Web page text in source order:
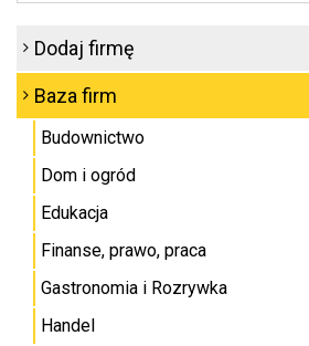
Dodaj firmę
Baza firm
Budownictwo
Dom i ogród
Edukacja
Finanse, prawo, praca
Gastronomia i Rozrywka
Handel